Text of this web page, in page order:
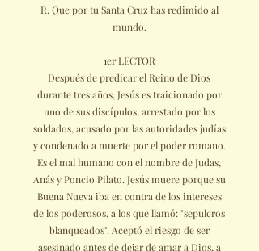
R. Que por tu Santa Cruz has redimido al
mundo.
1er LECTOR
Después de predicar el Reino de Dios
durante tres años, Jesús es traicionado por
uno de sus discípulos, arrestado por los
soldados, acusado por las autoridades judías
y condenado a muerte por el poder romano.
Es el mal humano con el nombre de Judas,
Anás y Poncio Pilato. Jesús muere porque su
Buena Nueva iba en contra de los intereses
de los poderosos, a los que llamó: "sepulcros
blanqueados". Aceptó el riesgo de ser
asesinado antes de dejar de amar a Dios, a